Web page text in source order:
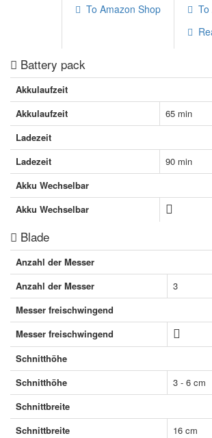
To Amazon Shop
To
Battery pack
Akkulaufzeit
Akkulaufzeit
65 min
Ladezeit
Ladezeit
90 min
Akku Wechselbar
Akku Wechselbar
Blade
Anzahl der Messer
Anzahl der Messer
3
Messer freischwingend
Messer freischwingend
Schnitthöhe
Schnitthöhe
3 - 6 cm
Schnittbreite
Schnittbreite
16 cm